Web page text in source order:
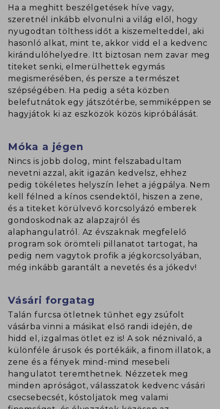
Ha a meghitt beszélgetések híve vagy,
szeretnél inkább elvonulni a világ elől, hogy
nyugodtan tölthess időt a kiszemelteddel, aki
hasonló alkat, mint te, akkor vidd el a kedvenc
kirándulóhelyedre. Itt biztosan nem zavar meg
titeket senki, elmerülhettek egymás
megismerésében, és persze a természet
szépségében. Ha pedig a séta közben
belefutnátok egy játszótérbe, semmiképpen se
hagyjátok ki az eszközök közös kipróbálását.
Móka a jégen
Nincs is jobb dolog, mint felszabadultam
nevetni azzal, akit igazán kedvelsz, ehhez
pedig tökéletes helyszín lehet a jégpálya. Nem
kell félned a kínos csendektől, hiszen a zene,
és a titeket körülvevő korcsolyázó emberek
gondoskodnak az alapzajról és
alaphangulatról. Az évszaknak megfelelő
program sok örömteli pillanatot tartogat, ha
pedig nem vagytok profik a jégkorcsolyában,
még inkább garantált a nevetés és a jókedv!
Vásári forgatag
Talán furcsa ötletnek tűnhet egy zsúfolt
vásárba vinni a másikat első randi idején, de
hidd el, izgalmas ötlet ez is! A sok néznivaló, a
különféle árusok és portékáik, a finom illatok, a
zene és a fények mind-mind mesebeli
hangulatot teremthetnek. Nézzetek meg
minden apróságot, válasszatok kedvenc vásári
csecsebecsét, kóstoljatok meg valami